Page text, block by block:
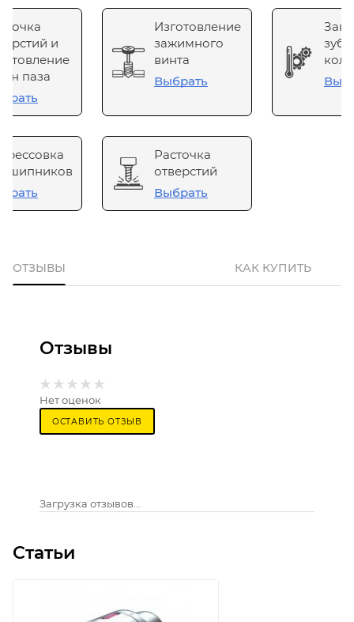
и
паза
Изготовление
зажимного
винта
Выбрать
Расточка
отверстий
Выбрать
ОТЗЫВЫ КАК КУПИТЬ
Отзывы
Нет оценок
ОСТАВИТЬ ОТЗЫВ
Загрузка отзывов...
Статьи